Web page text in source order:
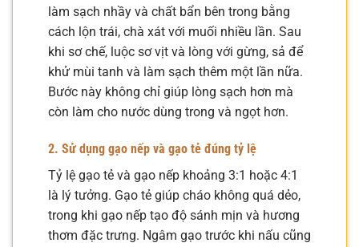
làm sạch nhầy và chất bẩn bên trong bằng
cách lộn trái, chà xát với muối nhiều lần. Sau
khi sơ chế, luộc sơ vịt và lòng với gừng, sả để
khử mùi tanh và làm sạch thêm một lần nữa.
Bước này không chỉ giúp lòng sạch hơn mà
còn làm cho nước dùng trong và ngọt hơn.
2. Sử dụng gạo nếp và gạo tẻ đúng tỷ lệ
Tỷ lệ gạo tẻ và gạo nếp khoảng 3:1 hoặc 4:1
là lý tưởng. Gạo tẻ giúp cháo không quá dẻo,
trong khi gạo nếp tạo độ sánh mịn và hương
thơm đặc trưng. Ngâm gạo trước khi nấu cũng